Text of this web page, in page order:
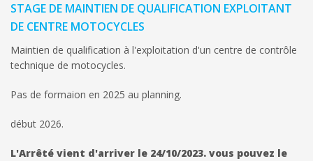
STAGE DE MAINTIEN DE QUALIFICATION EXPLOITANT
DE CENTRE MOTOCYCLES
Maintien de qualification à l'exploitation d'un centre de contrôle
technique de motocycles.
Pas de formaion en 2025 au planning.
début 2026.
L'Arrêté vient d'arriver le 24/10/2023. vous pouvez le